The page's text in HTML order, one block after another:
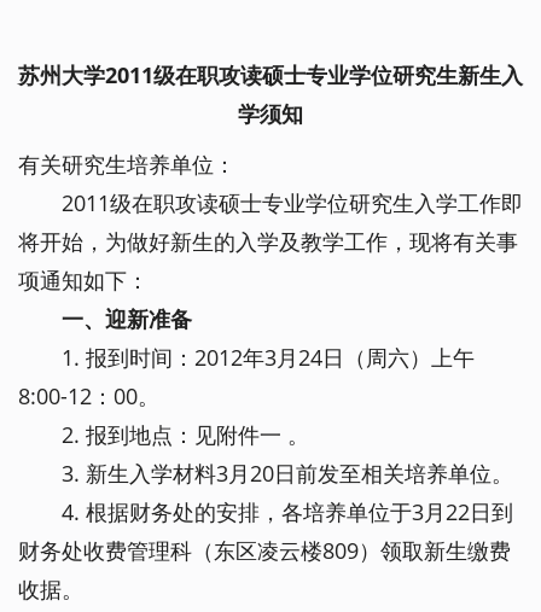
苏州大学2011级在职攻读硕士专业学位研究生新生入
学须知
有关研究生培养单位：
2011级在职攻读硕士专业学位研究生入学工作即
将开始，为做好新生的入学及教学工作，现将有关事
项通知如下：
一、迎新准备
1. 报到时间：2012年3月24日（周六）上午
8:00-12：00。
2. 报到地点：见附件一 。
3. 新生入学材料3月20日前发至相关培养单位。
4. 根据财务处的安排，各培养单位于3月22日到
财务处收费管理科（东区凌云楼809）领取新生缴费
收据。